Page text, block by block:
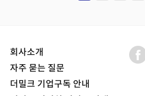
계정 이용 정책을 위반하는 경우 조처를 할 것”이라
탈레반의 아프간 장악과 관련한 소셜미디어 플랫폼
소셜미디어가 가진 영향력과 그 책임감에 대해 다
계기가 될 것 같습니다. 18일 워싱턴포스트(WP)에
미국 정부 당국이 미국에 협력한 아프가니스탄 현
회사소개
자주 묻는 질문
더밀크 기업구독 안내